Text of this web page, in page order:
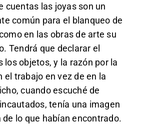
cuentas las joyas son un
común para el blanqueo de
en las obras de arte su
Tendrá que declarar el
los objetos, y la razón por la
el trabajo en vez de en la
cuando escuché de
tenía una imagen
lo que habían encontrado.